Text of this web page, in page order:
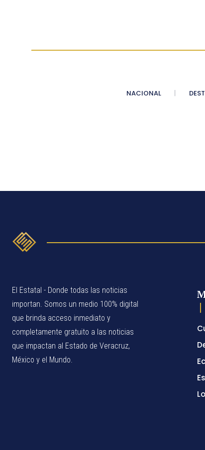
NACIONAL
El Estatal - Donde todas las noticias
importan. Somos un medio 100% digital
que brinda acceso inmediato y
completamente gratuito a las noticias
que impactan al Estado de Veracruz,
México y el Mundo.